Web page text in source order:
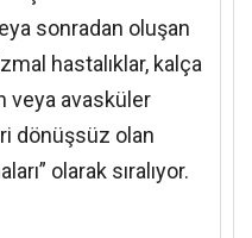
sonradan oluşan
hastalıklar, kalça
veya avasküler
dönüşsüz olan
olarak sıralıyor.